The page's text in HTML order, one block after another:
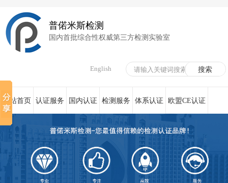
普偌米斯检测
国内首批综合性权威第三方检测实验室
English
网站首页 认证服务 国内认证 检测服务 体系认证 欧盟CE认证
荣誉资质 在线服务 新闻资讯 关于我们